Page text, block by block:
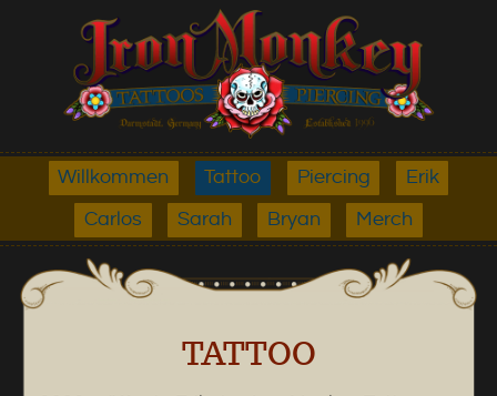
Willkommen Tattoo Piercing Erik
Carlos Sarah Bryan Merch
TATTOO